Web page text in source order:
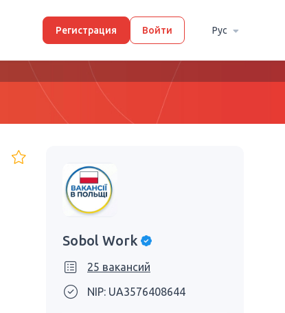
Регистрация Войти Рус
Sobol Work
25 вакансий
NIP: UA3576408644